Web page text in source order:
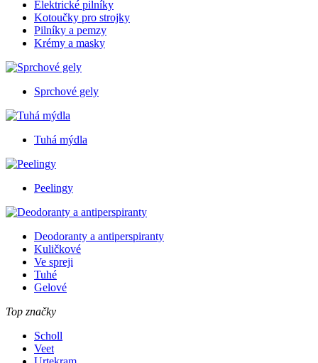
Elektrické pilníky
Kotoučky pro strojky
Pilníky a pemzy
Krémy a masky
Sprchové gely
Tuhá mýdla
Peelingy
Deodoranty a antiperspiranty
Kuličkové
Ve spreji
Tuhé
Gelové
Top značky
Scholl
Veet